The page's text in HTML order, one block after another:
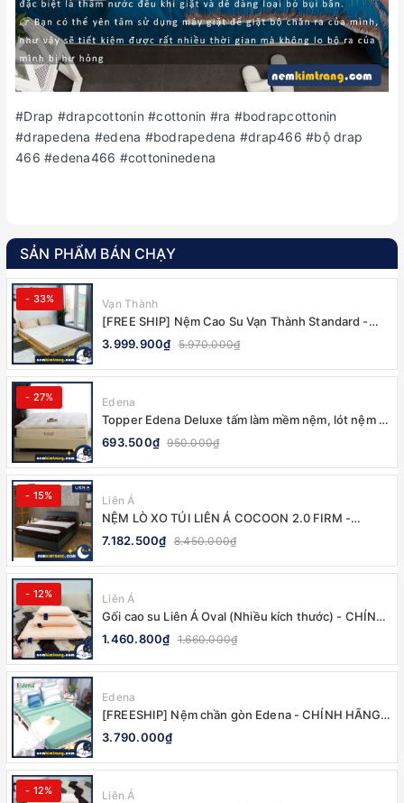
#Drap #drapcottonin #cottonin #ra #bodrapcottonin
#drapedena #edena #bodrapedena #drap466 #bộ drap
466 #edena466 #cottoninedena
SẢN PHẨM BÁN CHẠY
- 33% Vạn Thành
[FREE SHIP] Nệm Cao Su Vạn Thành Standard -
CHÍNH HÃNG, BẢO HÀNH 12 NĂM
3.999.900₫ 5.970.000₫
- 27% Edena
Topper Edena Deluxe tấm làm mềm nệm, lót nệm -
CHÍNH HÃNG
693.500₫ 950.000₫
- 15% Liên Á
NỆM LÒ XO TÚI LIÊN Á COCOON 2.0 FIRM -
CHÍNH HÃNG, BẢO HÀNH 10 NĂM
7.182.500₫ 8.450.000₫
- 12% Liên Á
Gối cao su Liên Á Oval (Nhiều kích thước) - CHÍNH
HÃNG
1.460.800₫ 1.660.000₫
Edena
[FREESHIP] Nệm chần gòn Edena - CHÍNH HÃNG,
BẢO HÀNH 5 NĂM
3.790.000₫
- 12% Liên Á